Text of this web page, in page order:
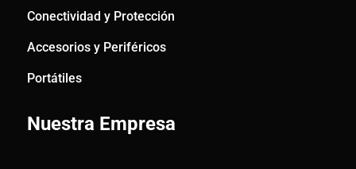
Conectividad y Protección
Accesorios y Periféricos
Portátiles
Nuestra Empresa